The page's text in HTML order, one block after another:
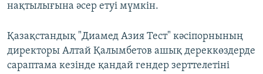
нақтылығына әсер етуі мүмкін.
Қазақстандық "Диамед Азия Тест" кәсіпорнының
директоры Алтай Қалымбетов ашық дереккөздерде
сараптама кезінде қандай гендер зерттелетіні